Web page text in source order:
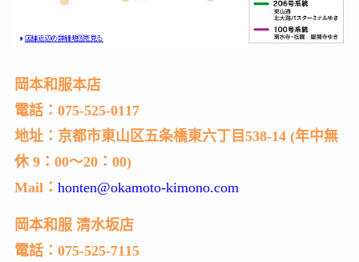
岡本和服本店
電話：075-525-0117
地址：京都市東山区五条橋東六丁目538-14 (年中無
休 9：00～20：00)
Mail： honten@okamoto-kimono.com
岡本和服 清水坂店
電話：075-525-7115